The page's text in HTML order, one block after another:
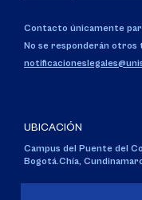
Contacto únicamente
No se responderán otros
UBICACIÓN
Campus del Puente del
Bogotá.Chía,